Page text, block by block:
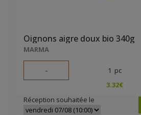
Oignons aigre doux bio 340g
MARMA
- 1 pc
3.32€
Réception souhaitée le